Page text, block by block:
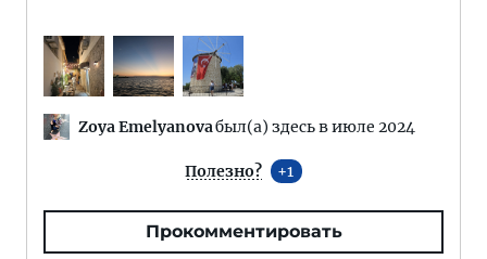
Zoya Emelyanovaбыл(а) здесь в июле 2024
Полезно? 1
Прокомментировать